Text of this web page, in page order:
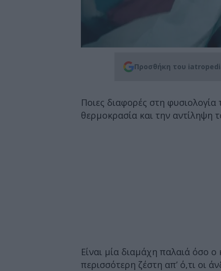
Προσθήκη του
Ποιες διαφορές στη
θερμοκρασία και την αντίληψη
Είναι μία διαμάχη παλαιά όσο
περισσότερη ζέστη απ’ ό,τι οι